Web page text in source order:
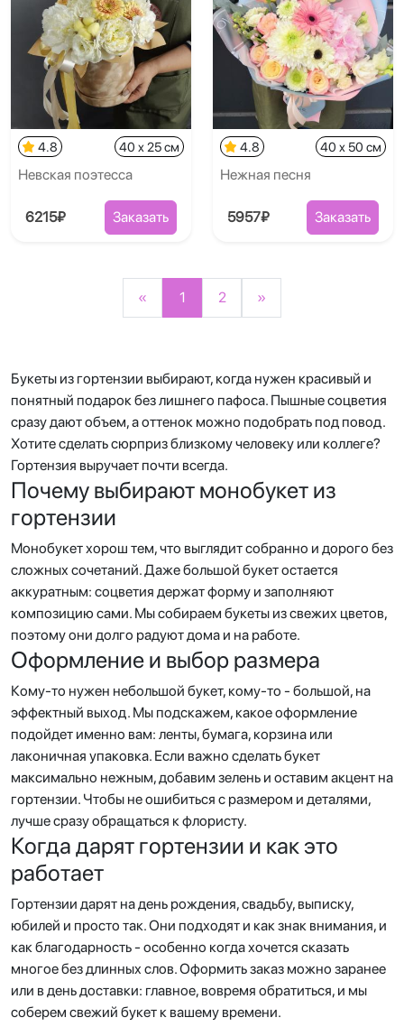
4.8 40 x 25 см
Невская поэтесса
6215₽ Заказать
4.8 40 x 50 см
Нежная песня
5957₽ Заказать
« 1 2 »
Букеты из гортензии выбирают, когда нужен красивый и
понятный подарок без лишнего пафоса. Пышные соцветия
сразу дают объем, а оттенок можно подобрать под повод.
Хотите сделать сюрприз близкому человеку или коллеге?
Гортензия выручает почти всегда.
Почему выбирают монобукет из
гортензии
Монобукет хорош тем, что выглядит собранно и дорого без
сложных сочетаний. Даже большой букет остается
аккуратным: соцветия держат форму и заполняют
композицию сами. Мы собираем букеты из свежих цветов,
поэтому они долго радуют дома и на работе.
Оформление и выбор размера
Кому-то нужен небольшой букет, кому-то - большой, на
эффектный выход. Мы подскажем, какое оформление
подойдет именно вам: ленты, бумага, корзина или
лаконичная упаковка. Если важно сделать букет
максимально нежным, добавим зелень и оставим акцент на
гортензии. Чтобы не ошибиться с размером и деталями,
лучше сразу обращаться к флористу.
Когда дарят гортензии и как это
работает
Гортензии дарят на день рождения, свадьбу, выписку,
юбилей и просто так. Они подходят и как знак внимания, и
как благодарность - особенно когда хочется сказать
многое без длинных слов. Оформить заказ можно заранее
или в день доставки: главное, вовремя обратиться, и мы
соберем свежий букет к вашему времени.